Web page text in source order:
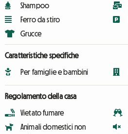
Shampoo
Ferro da stiro
Grucce
Caratteristiche specifiche
Per famiglie e bambini
Regolamento della casa
Vietato fumare
Animali domestici non